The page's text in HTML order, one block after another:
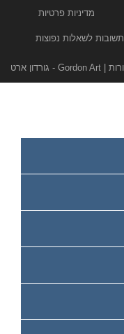
מדיניות פרטיות
תשובות לשאלות נפוצות